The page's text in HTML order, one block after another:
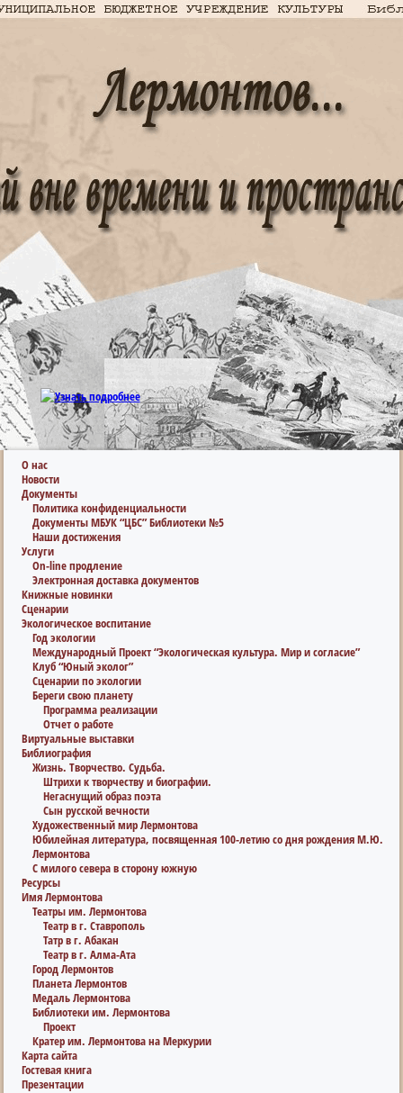
О нас
Новости
Документы
Политика конфиденциальности
Документы МБУК “ЦБС” Библиотеки №5
Наши достижения
Услуги
On-line продление
Электронная доставка документов
Книжные новинки
Сценарии
Экологическое воспитание
Год экологии
Международный Проект “Экологическая культура. Мир и согласие”
Клуб “Юный эколог”
Сценарии по экологии
Береги свою планету
Программа реализации
Отчет о работе
Виртуальные выставки
Библиография
Жизнь. Творчество. Судьба.
Штрихи к творчеству и биографии.
Негаснущий образ поэта
Сын русской вечности
Художественный мир Лермонтова
Юбилейная литература, посвященная 100-летию со дня рождения М.Ю.
Лермонтова
С милого севера в сторону южную
Ресурсы
Имя Лермонтова
Театры им. Лермонтова
Театр в г. Ставрополь
Татр в г. Абакан
Театр в г. Алма-Ата
Город Лермонтов
Планета Лермонтов
Медаль Лермонтова
Библиотеки им. Лермонтова
Проект
Кратер им. Лермонтова на Меркурии
Карта сайта
Гостевая книга
Презентации